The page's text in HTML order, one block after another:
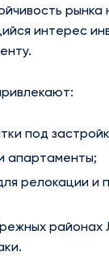
рынка
интерес
под
апартаменты;
релокации и
районах